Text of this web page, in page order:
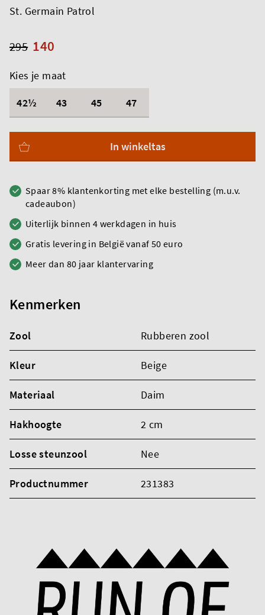
St. Germain Patrol
140
295
Kies je maat
42½
43 45 47
In winkeltas
Spaar 8% klantenkorting met elke bestelling (m.u.v.
cadeaubon)
Uiterlijk binnen 4 werkdagen in huis
Gratis levering in België vanaf 50 euro
Meer dan 80 jaar klantervaring
Kenmerken
Zool Rubberen zool
Kleur Beige
Materiaal Daim
Hakhoogte 2 cm
Losse steunzool Nee
Productnummer 231383